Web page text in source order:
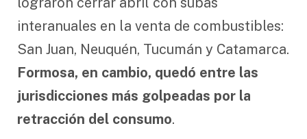
interanuales en la venta de combustibles:
San Juan, Neuquén, Tucumán y Catamarca.
Formosa, en cambio, quedó entre las
jurisdicciones más golpeadas por la
retracción del consumo.